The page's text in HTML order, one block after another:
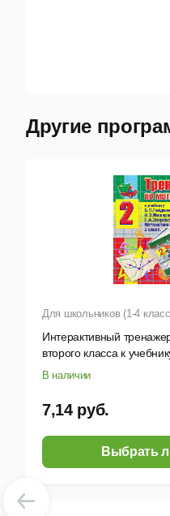
Другие
Для школьников (1-4
Интерактивный
второго класса к
В наличии
7,14 руб.
Выбрать